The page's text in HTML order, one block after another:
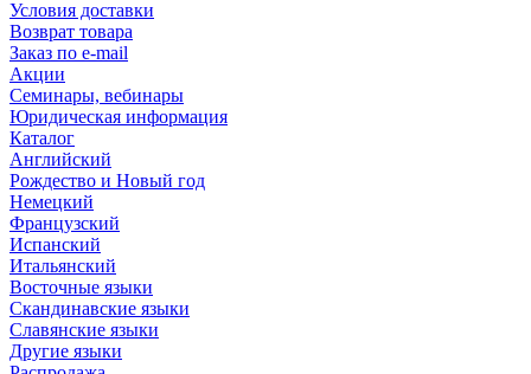
Условия доставки
Возврат товара
Заказ по e-mail
Акции
Семинары, вебинары
Юридическая информация
Каталог
Английский
Рождество и Новый год
Немецкий
Французский
Испанский
Итальянский
Восточные языки
Скандинавские языки
Славянские языки
Другие языки